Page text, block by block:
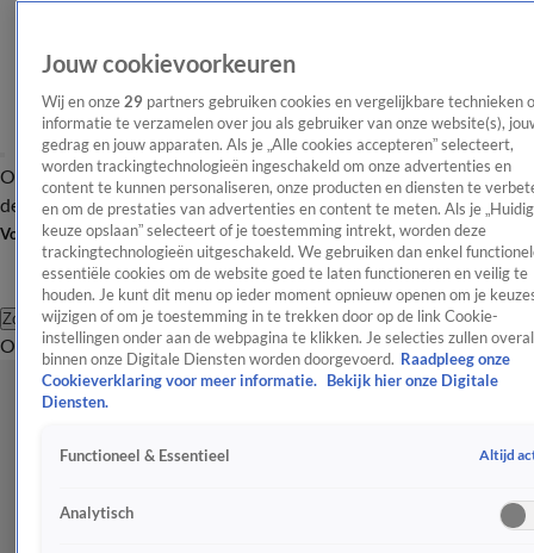
OverzichtAfleveringen Entertainment TV Algemeen
Tip
de redactieNieuwsbrief
Volg Shownieuws
Zoeken
OverzichtEntertainmentSpraakmakendRealityCrimeVideo's
Jouw cookievoorkeuren
Wij en onze 29 partners gebruiken cookies en vergelijkbare technieken
informatie te verzamelen over jou als gebruiker van onze website(s),
gedrag en jouw apparaten. Als je „Alle cookies accepteren” selecteert,
worden trackingtechnologieën ingeschakeld om onze advertenties en
content te kunnen personaliseren, onze producten en diensten te
en om de prestaties van advertenties en content te meten. Als je
keuze opslaan” selecteert of je toestemming intrekt, worden deze
trackingtechnologieën uitgeschakeld. We gebruiken dan enkel
essentiële cookies om de website goed te laten functioneren en veilig te
houden. Je kunt dit menu op ieder moment opnieuw openen om je
wijzigen of om je toestemming in te trekken door op de link Cookie-
instellingen onder aan de webpagina te klikken. Je selecties zullen overal
binnen onze Digitale Diensten worden doorgevoerd. Raadpleeg onze
Cookieverklaring voor meer informatie.
Bekijk hier onze Digitale
Diensten.
Functioneel & Essentieel Altijd
Analytisch